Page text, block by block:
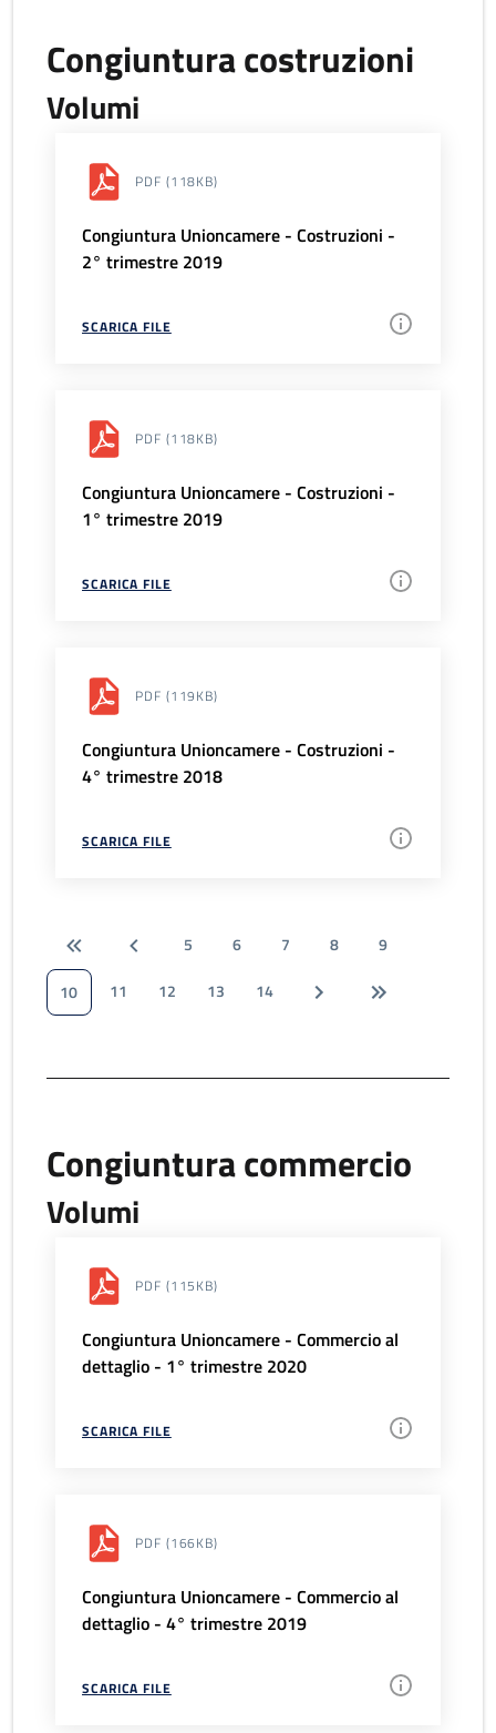
Congiuntura costruzioni
Volumi
PDF (118KB)
Congiuntura Unioncamere - Costruzioni -
2° trimestre 2019
SCARICA FILE
PDF (118KB)
Congiuntura Unioncamere - Costruzioni -
1° trimestre 2019
SCARICA FILE
PDF (119KB)
Congiuntura Unioncamere - Costruzioni -
4° trimestre 2018
SCARICA FILE
5 6 7 8
9
10
11 12 13 14
Congiuntura commercio
Volumi
PDF (115KB)
Congiuntura Unioncamere - Commercio al
dettaglio - 1° trimestre 2020
SCARICA FILE
PDF (166KB)
Congiuntura Unioncamere - Commercio al
dettaglio - 4° trimestre 2019
SCARICA FILE